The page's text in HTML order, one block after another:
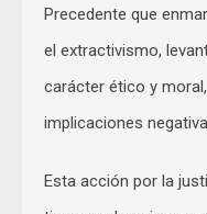
Precedente que
el extractivismo,
carácter ético y
implicaciones
Esta acción por la